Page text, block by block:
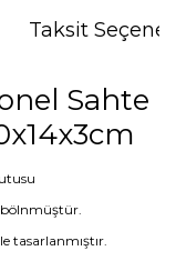
Taksit
Sahte
tasarlanmıştır.